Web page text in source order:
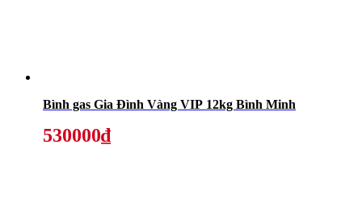
Bình gas Gia Đình Vàng VIP 12kg Bình Minh
530000₫